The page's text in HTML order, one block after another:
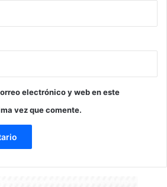
electrónico y web en este
vez que comente.